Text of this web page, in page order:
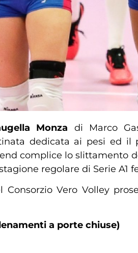
Monza di Marco
dedicata ai pesi ed
complice lo slittamento
regolare di Serie A1
Vero Volley
a porte chiuse)